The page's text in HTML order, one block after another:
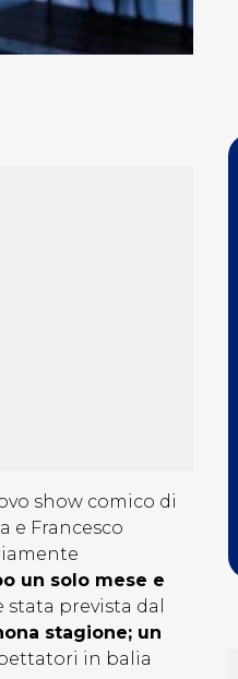
show comico di
e Francesco
un solo mese e
prevista dal
stagione; un
in balia